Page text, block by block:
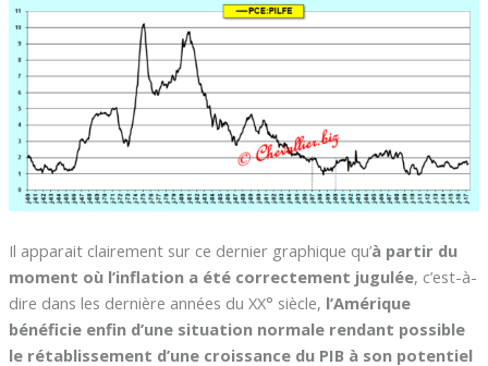
Il apparait clairement sur ce dernier graphique qu’à partir du
moment où l’inflation a été correctement jugulée, c’est-à-
dire dans les dernière années du XX° siècle, l’Amérique
bénéficie enfin d’une situation normale rendant possible
le rétablissement d’une croissance du PIB à son potentiel